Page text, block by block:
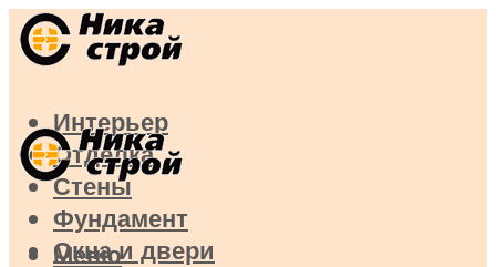
Интерьер
Отделка
Стены
Фундамент
Окна и двери
Меню